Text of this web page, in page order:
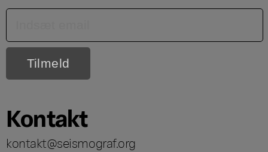
Kontakt
kontakt@seismograf.org